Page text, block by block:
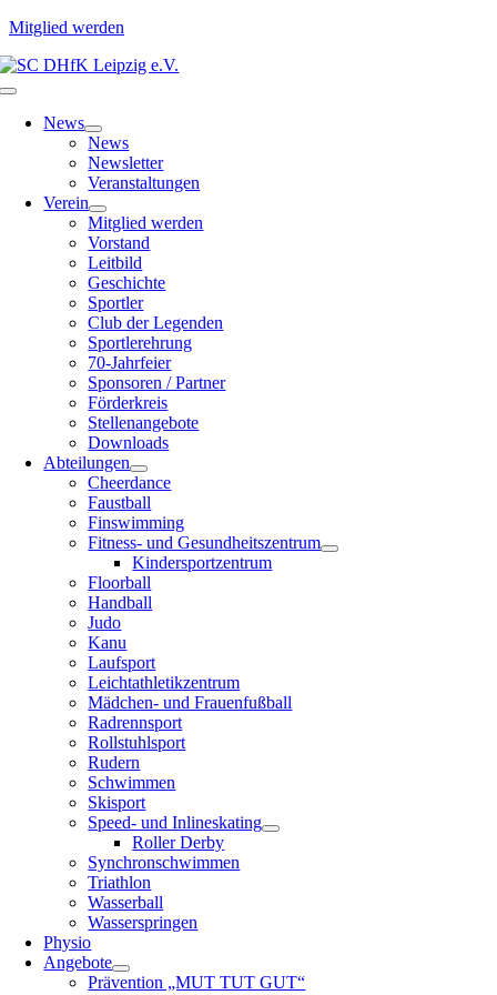
Mitglied werden
Zum
Inhalt
Toggle
NavigationNews
News
Newsletter
Veranstaltungen
Verein
Mitglied werden
Vorstand
Leitbild
Geschichte
Sportler
Club der Legenden
Sportlerehrung
70-Jahrfeier
Sponsoren / Partner
Förderkreis
Stellenangebote
Downloads
Abteilungen
Cheerdance
Faustball
Finswimming
Fitness- und Gesundheitszentrum
Kindersportzentrum
Floorball
Handball
Judo
Kanu
Laufsport
Leichtathletikzentrum
Mädchen- und Frauenfußball
Radrennsport
Rollstuhlsport
Rudern
Schwimmen
Skisport
Speed- und Inlineskating
Roller Derby
Synchronschwimmen
Triathlon
Wasserball
Wasserspringen
Physio
Angebote
Prävention „MUT TUT GUT“